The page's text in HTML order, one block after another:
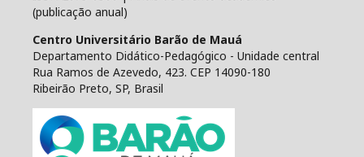
(publicação anual)
Centro Universitário Barão de Mauá
Departamento Didático-Pedagógico - Unidade central
Rua Ramos de Azevedo, 423. CEP 14090-180
Ribeirão Preto, SP, Brasil